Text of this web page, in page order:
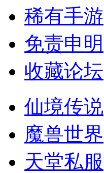
稀有手游
免责申明
收藏论坛
仙境传说
魔兽世界
天堂私服